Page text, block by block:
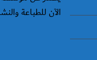
الآن للطباعة